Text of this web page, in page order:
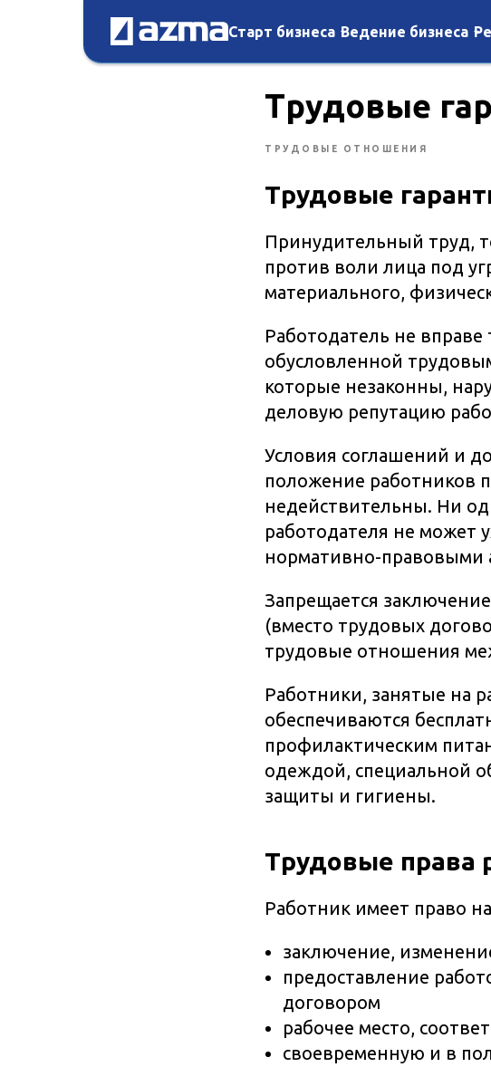
Старт бизнеса Ведение бизнеса
Трудовые
ТРУДОВЫЕ ОТНОШЕНИЯ
Трудовые
Принудительный труд,
против воли лица под
материального,
Работодатель не
обусловленной
которые незаконны,
деловую репутацию
Условия соглашений и
положение работников
недействительны. Ни
работодателя не может
нормативно-правовыми
Запрещается
(вместо трудовых
трудовые отношения
Работники, занятые на
обеспечиваются
профилактическим
одеждой, специальной
защиты и гигиены.
Трудовые права
Работник имеет право
заключение,
предоставление
договором
рабочее место,
своевременную и в